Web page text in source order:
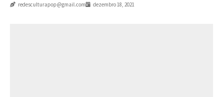
redesculturapop@gmail.com dezembro 18, 2021